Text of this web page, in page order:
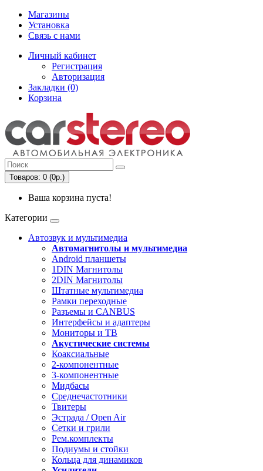
Магазины
Установка
Связь с нами
Личный кабинет
Регистрация
Авторизация
Закладки (0)
Корзина
Товаров: 0 (0р.)
Ваша корзина пуста!
Категории
Автозвук и мультимедиа
Автомагнитолы и мультимедиа
Android планшеты
1DIN Магнитолы
2DIN Магнитолы
Штатные мультимедиа
Рамки переходные
Разъемы и CANBUS
Интерфейсы и адаптеры
Мониторы и ТВ
Акустические системы
Коаксиальные
2-компонентные
3-компонентные
Мидбасы
Среднечастотники
Твитеры
Эстрада / Open Air
Сетки и грили
Рем.комплекты
Подиумы и стойки
Кольца для динамиков